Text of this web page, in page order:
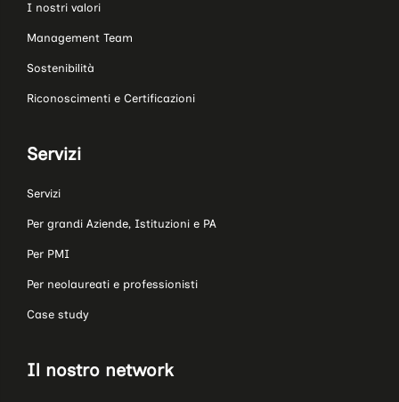
I nostri valori
Management Team
Sostenibilità
Riconoscimenti e Certificazioni
Servizi
Servizi
Per grandi Aziende, Istituzioni e PA
Per PMI
Per neolaureati e professionisti
Case study
Il nostro network